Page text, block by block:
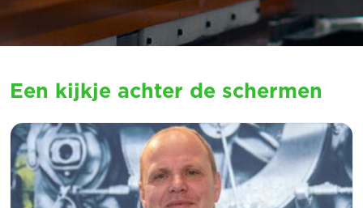
Een kijkje achter de schermen